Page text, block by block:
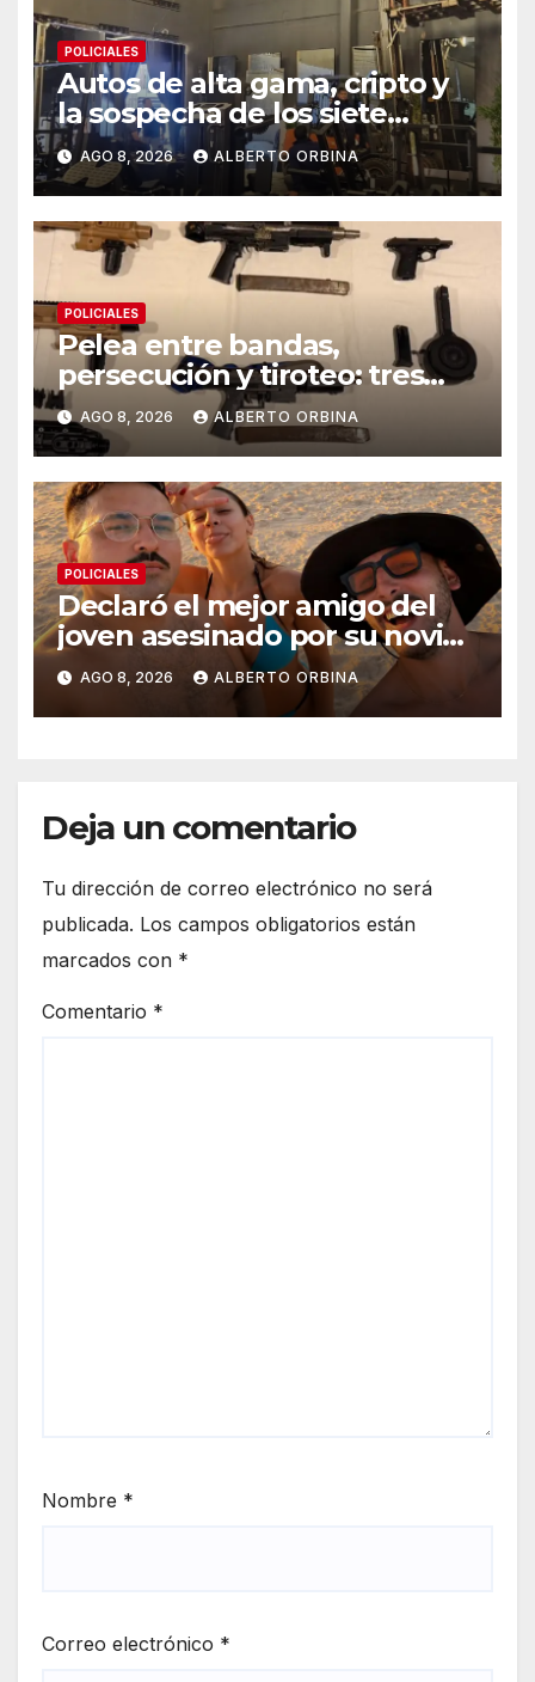
POLICIALES
Autos de alta gama, cripto y
la sospecha de los siete
gimnasios en un año: las
pistas detrás de la banda
acusada de lavar dinero narco
en Chaco
AGO 8, 2026 ALBERTO ORBINA
POLICIALES
Pelea entre bandas,
persecución y tiroteo: tres
detenidos y un kit para armar
ametralladoras
AGO 8, 2026 ALBERTO ORBINA
POLICIALES
Declaró el mejor amigo del
joven asesinado por su novia
en Chaco: “Le supliqué para
que la dejara, él era su rehén”
AGO 8, 2026 ALBERTO ORBINA
Deja un comentario
Tu dirección de correo electrónico no será
publicada. Los campos obligatorios están
marcados con *
Comentario *
Nombre *
Correo electrónico *